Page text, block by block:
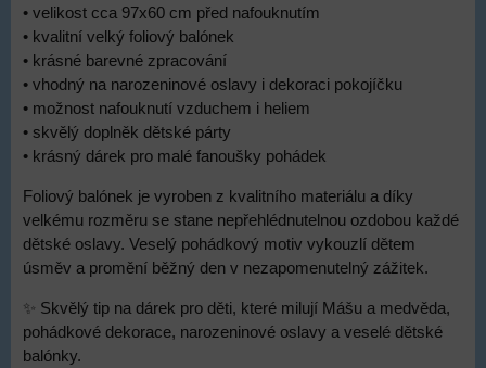
• velikost cca 97x60 cm před nafouknutím
• kvalitní velký foliový balónek
• krásné barevné zpracování
• vhodný na narozeninové oslavy i dekoraci pokojíčku
• možnost nafouknutí vzduchem i heliem
• skvělý doplněk dětské párty
• krásný dárek pro malé fanoušky pohádek
Foliový balónek je vyroben z kvalitního materiálu a díky
velkému rozměru se stane nepřehlédnutelnou ozdobou každé
dětské oslavy. Veselý pohádkový motiv vykouzlí dětem
úsměv a promění běžný den v nezapomenutelný zážitek.
✨ Skvělý tip na dárek pro děti, které milují Mášu a medvěda,
pohádkové dekorace, narozeninové oslavy a veselé dětské
balónky.